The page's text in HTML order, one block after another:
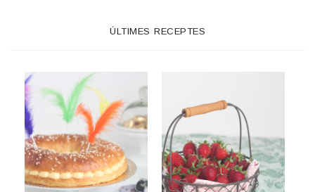
ÚLTIMES RECEPTES